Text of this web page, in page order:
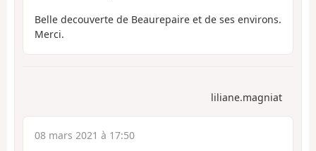
Belle decouverte de Beaurepaire et de ses environs.
Merci.
liliane.magniat
08 mars 2021 à 17:50